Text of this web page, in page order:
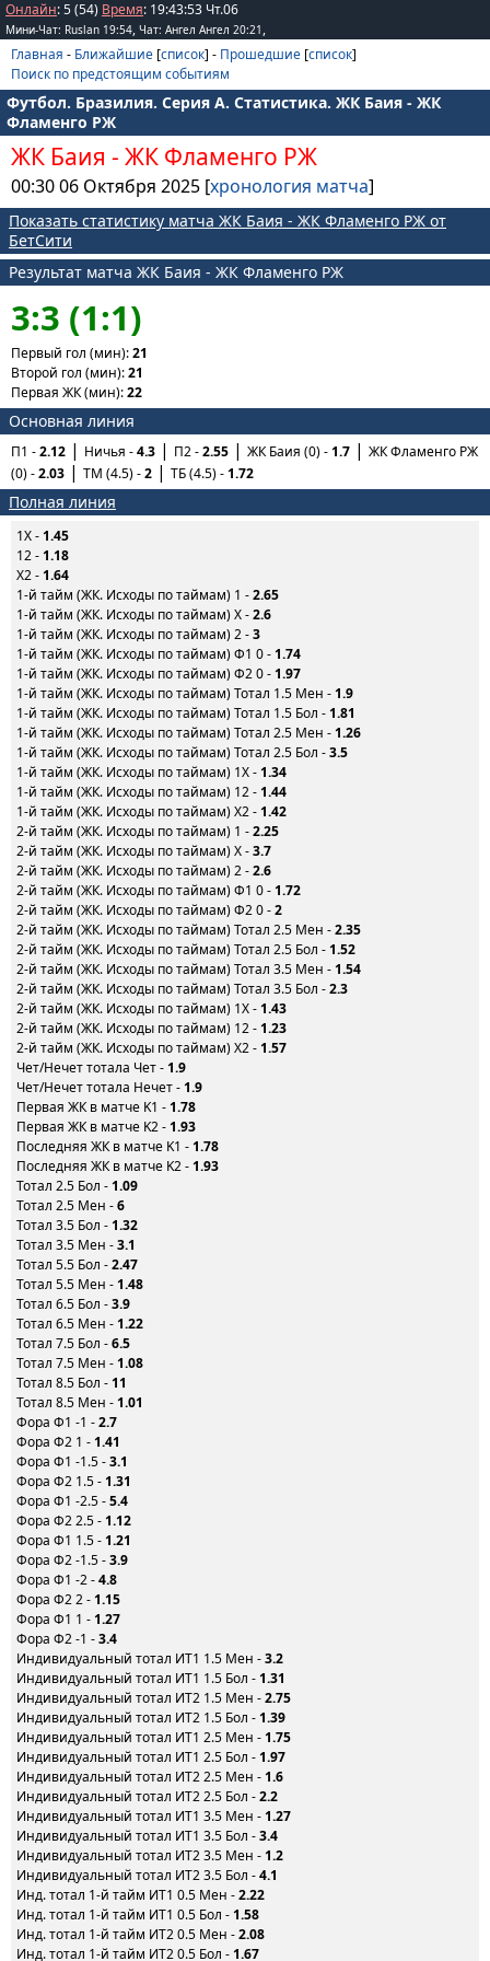
Онлайн: 5 (54) Время: 19:43:53 Чт.06
Мини-Чат: Ruslan 19:54, Чат: Ангел Ангел 20:21 ,
Главная - Ближайшие [список] - Прошедшие [список]
Поиск по предстоящим событиям
Футбол. Бразилия. Серия A. Статистика. ЖК Баия - ЖК
Фламенго РЖ
ЖК Баия - ЖК Фламенго РЖ
00:30 06 Октября 2025 [хронология матча]
Показать статистику матча ЖК Баия - ЖК Фламенго РЖ от
БетСити
Результат матча ЖК Баия - ЖК Фламенго РЖ
3:3 (1:1)
Первый гол (мин):21
Второй гол (мин):21
Первая ЖК (мин):22
Основная линия
П1 -2.12 Ничья -4.3 П2 -2.55 ЖК Баия (0) -1.7
ЖК Фламенго РЖ
(0) -2.03 ТМ (4.5) -2 ТБ (4.5) -1.72
Полная линия
1X - 1.45
12 - 1.18
X2 - 1.64
1-й тайм (ЖК. Исходы по таймам) 1 -2.65
1-й тайм (ЖК. Исходы по таймам) X -2.6
1-й тайм (ЖК. Исходы по таймам) 2 -3
1-й тайм (ЖК. Исходы по таймам) Ф1 0 - 1.74
1-й тайм (ЖК. Исходы по таймам) Ф2 0 - 1.97
1-й тайм (ЖК. Исходы по таймам) Тотал 1.5 Мен - 1.9
1-й тайм (ЖК. Исходы по таймам) Тотал 1.5 Бол - 1.81
1-й тайм (ЖК. Исходы по таймам) Тотал 2.5 Мен - 1.26
1-й тайм (ЖК. Исходы по таймам) Тотал 2.5 Бол -3.5
1-й тайм (ЖК. Исходы по таймам) 1X - 1.34
1-й тайм (ЖК. Исходы по таймам) 12 - 1.44
1-й тайм (ЖК. Исходы по таймам) X2 - 1.42
2-й тайм (ЖК. Исходы по таймам) 1 -2.25
2-й тайм (ЖК. Исходы по таймам) X -3.7
2-й тайм (ЖК. Исходы по таймам) 2 -2.6
2-й тайм (ЖК. Исходы по таймам) Ф1 0 - 1.72
2-й тайм (ЖК. Исходы по таймам) Ф2 0 -2
2-й тайм (ЖК. Исходы по таймам) Тотал 2.5 Мен -2.35
2-й тайм (ЖК. Исходы по таймам) Тотал 2.5 Бол - 1.52
2-й тайм (ЖК. Исходы по таймам) Тотал 3.5 Мен - 1.54
2-й тайм (ЖК. Исходы по таймам) Тотал 3.5 Бол -2.3
2-й тайм (ЖК. Исходы по таймам) 1X - 1.43
2-й тайм (ЖК. Исходы по таймам) 12 - 1.23
2-й тайм (ЖК. Исходы по таймам) X2 - 1.57
Чет/Нечет тотала Чет - 1.9
Чет/Нечет тотала Нечет - 1.9
Первая ЖК в матче K1 - 1.78
Первая ЖК в матче K2 - 1.93
Последняя ЖК в матче K1 - 1.78
Последняя ЖК в матче K2 - 1.93
Тотал 2.5 Бол - 1.09
Тотал 2.5 Мен -6
Тотал 3.5 Бол - 1.32
Тотал 3.5 Мен -3.1
Тотал 5.5 Бол -2.47
Тотал 5.5 Мен - 1.48
Тотал 6.5 Бол -3.9
Тотал 6.5 Мен - 1.22
Тотал 7.5 Бол -6.5
Тотал 7.5 Мен - 1.08
Тотал 8.5 Бол - 11
Тотал 8.5 Мен - 1.01
Фора Ф1 -1 -2.7
Фора Ф2 1 - 1.41
Фора Ф1 -1.5 -3.1
Фора Ф2 1.5 - 1.31
Фора Ф1 -2.5 -5.4
Фора Ф2 2.5 - 1.12
Фора Ф1 1.5 - 1.21
Фора Ф2 -1.5 -3.9
Фора Ф1 -2 -4.8
Фора Ф2 2 - 1.15
Фора Ф1 1 - 1.27
Фора Ф2 -1 -3.4
Индивидуальный тотал ИТ1 1.5 Мен -3.2
Индивидуальный тотал ИТ1 1.5 Бол - 1.31
Индивидуальный тотал ИТ2 1.5 Мен -2.75
Индивидуальный тотал ИТ2 1.5 Бол - 1.39
Индивидуальный тотал ИТ1 2.5 Мен - 1.75
Индивидуальный тотал ИТ1 2.5 Бол - 1.97
Индивидуальный тотал ИТ2 2.5 Мен - 1.6
Индивидуальный тотал ИТ2 2.5 Бол -2.2
Индивидуальный тотал ИТ1 3.5 Мен - 1.27
Индивидуальный тотал ИТ1 3.5 Бол -3.4
Индивидуальный тотал ИТ2 3.5 Мен - 1.2
Индивидуальный тотал ИТ2 3.5 Бол -4.1
Инд. тотал 1-й тайм ИТ1 0.5 Мен -2.22
Инд. тотал 1-й тайм ИТ1 0.5 Бол - 1.58
Инд. тотал 1-й тайм ИТ2 0.5 Мен -2.08
Инд. тотал 1-й тайм ИТ2 0.5 Бол - 1.67